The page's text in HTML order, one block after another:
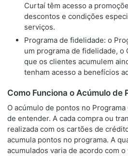
Curtaí têm acesso a
descontos e condições
serviços.
Programa de fidelidade: o
um programa de fidelidade, o
que os clientes acumulem
tenham acesso a benefícios
Como Funciona o Acúmulo de
O acúmulo de pontos no
de entender. A cada compra ou
realizada com os cartões de
acumula pontos no programa. A
acumulados varia de acordo com